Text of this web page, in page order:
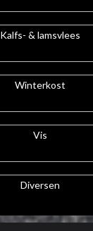
Kalfs- & lamsvlees
Winterkost
Vis
Diversen